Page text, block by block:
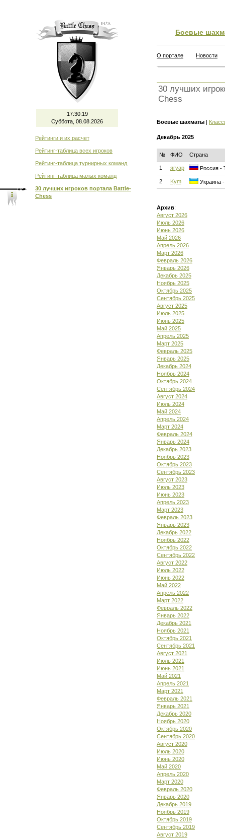
17:30:20
Суббота, 08.08.2026
Рейтинги и их расчет
Рейтинг-таблица всех игроков
Рейтинг-таблица турнирных команд
Рейтинг-таблица малых команд
30 лучших игроков портала Battle-
Chess
Боевые
О портале Новости
30 лучших
Chess
Боевые шахматы |
Декабрь 2025
№ ФИО Страна
1 ягуар Россия -
2 Kym Украина
Архив:
Август 2026
Июль 2026
Июнь 2026
Май 2026
Апрель 2026
Март 2026
Февраль 2026
Январь 2026
Декабрь 2025
Ноябрь 2025
Октябрь 2025
Сентябрь 2025
Август 2025
Июль 2025
Июнь 2025
Май 2025
Апрель 2025
Март 2025
Февраль 2025
Январь 2025
Декабрь 2024
Ноябрь 2024
Октябрь 2024
Сентябрь 2024
Август 2024
Июль 2024
Май 2024
Апрель 2024
Март 2024
Февраль 2024
Январь 2024
Декабрь 2023
Ноябрь 2023
Октябрь 2023
Сентябрь 2023
Август 2023
Июль 2023
Июнь 2023
Апрель 2023
Март 2023
Февраль 2023
Январь 2023
Декабрь 2022
Ноябрь 2022
Октябрь 2022
Сентябрь 2022
Август 2022
Июль 2022
Июнь 2022
Май 2022
Апрель 2022
Март 2022
Февраль 2022
Январь 2022
Декабрь 2021
Ноябрь 2021
Октябрь 2021
Сентябрь 2021
Август 2021
Июль 2021
Июнь 2021
Май 2021
Апрель 2021
Март 2021
Февраль 2021
Январь 2021
Декабрь 2020
Ноябрь 2020
Октябрь 2020
Сентябрь 2020
Август 2020
Июль 2020
Июнь 2020
Май 2020
Апрель 2020
Март 2020
Февраль 2020
Январь 2020
Декабрь 2019
Ноябрь 2019
Октябрь 2019
Сентябрь 2019
Август 2019